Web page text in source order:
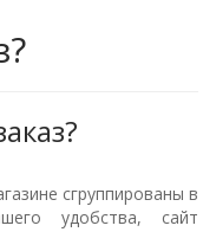
сгруппированы в
удобства, сайт